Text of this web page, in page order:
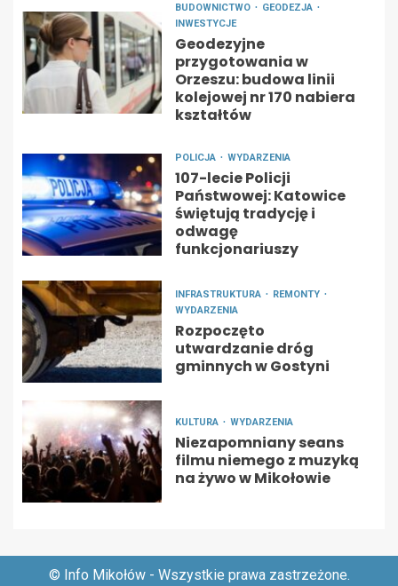
BUDOWNICTWO
GEODEZJA
INWESTYCJE
Geodezyjne
przygotowania w
Orzeszu: budowa linii
kolejowej nr 170 nabiera
kształtów
POLICJA WYDARZENIA
107-lecie Policji
Państwowej: Katowice
świętują tradycję i
odwagę
funkcjonariuszy
INFRASTRUKTURA
REMONTY
WYDARZENIA
Rozpoczęto
utwardzanie dróg
gminnych w Gostyni
KULTURA WYDARZENIA
Niezapomniany seans
filmu niemego z muzyką
na żywo w Mikołowie
© Info Mikołów - Wszystkie prawa zastrzeżone.